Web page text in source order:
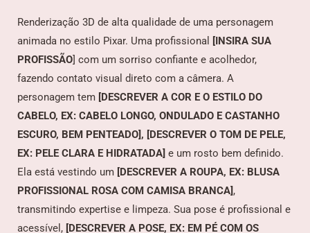
Renderização 3D de alta qualidade de uma personagem
animada no estilo Pixar. Uma profissional
[INSIRA SUA
PROFISSÃO] com um sorriso confiante e acolhedor,
fazendo contato visual direto com a câmera. A
personagem tem [DESCREVER A COR E O ESTILO DO
CABELO, EX: CABELO LONGO, ONDULADO E CASTANHO
ESCURO, BEM PENTEADO], [DESCREVER O TOM DE PELE,
EX: PELE CLARA E HIDRATADA] e um rosto bem definido.
Ela está vestindo um [DESCREVER A ROUPA, EX: BLUSA
PROFISSIONAL ROSA COM CAMISA BRANCA],
transmitindo expertise e limpeza. Sua pose é profissional e
acessível, [DESCREVER A POSE, EX: EM PÉ COM OS